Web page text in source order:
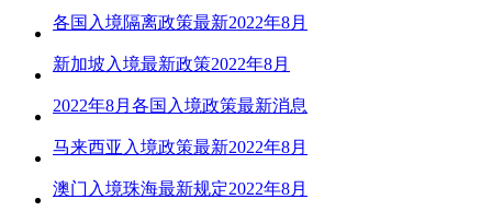
各国入境隔离政策最新2022年8月
新加坡入境最新政策2022年8月
2022年8月各国入境政策最新消息
马来西亚入境政策最新2022年8月
澳门入境珠海最新规定2022年8月